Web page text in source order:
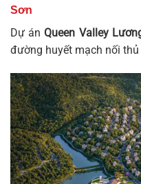
Sơn
Dự ánQueen Valley
đường huyết mạch nối